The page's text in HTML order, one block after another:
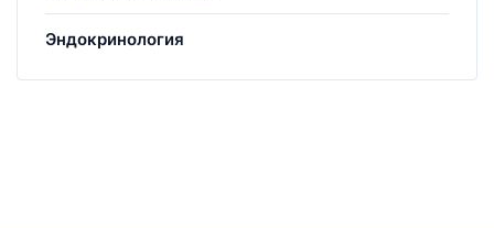
Эндокринология